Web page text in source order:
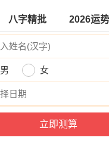
八字精批 2026运势
男 女